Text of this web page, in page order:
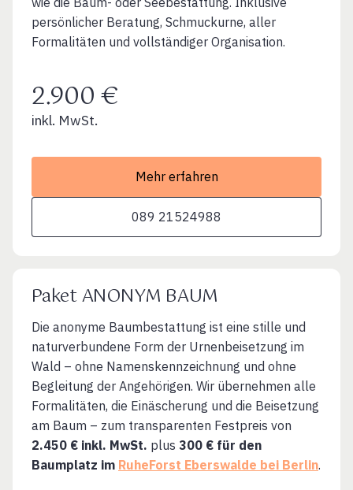
persönlicher Beratung, Schmuckurne, aller
Formalitäten und vollständiger Organisation.
2.900 €
inkl. MwSt.
Mehr erfahren
089 21524988
Paket ANONYM BAUM
Die anonyme Baumbestattung ist eine stille und
naturverbundene Form der Urnenbeisetzung im
Wald – ohne Namenskennzeichnung und ohne
Begleitung der Angehörigen. Wir übernehmen alle
Formalitäten, die Einäscherung und die Beisetzung
am Baum – zum transparenten Festpreis von
2.450 € inkl. MwSt. plus 300 € für den
Baumplatz im RuheForst Eberswalde bei Berlin.